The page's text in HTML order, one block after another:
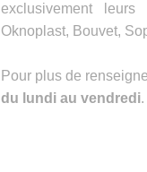
exclusivement
Oknoplast, Bouvet,
Pour plus de
du lundi au vendredi.